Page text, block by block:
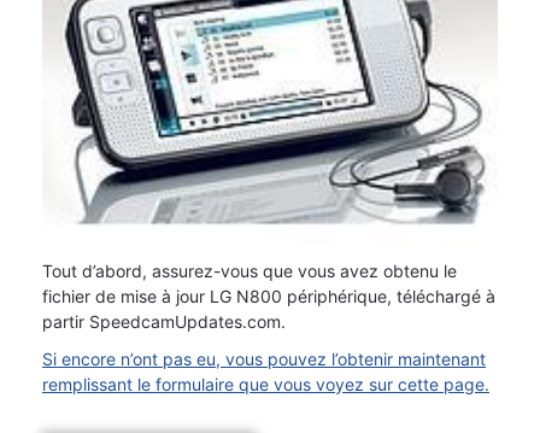
Tout d’abord, assurez-vous que vous avez obtenu le
fichier de mise à jour LG N800 périphérique, téléchargé à
partir SpeedcamUpdates.com.
Si encore n’ont pas eu, vous pouvez l’obtenir maintenant
remplissant le formulaire que vous voyez sur cette page.